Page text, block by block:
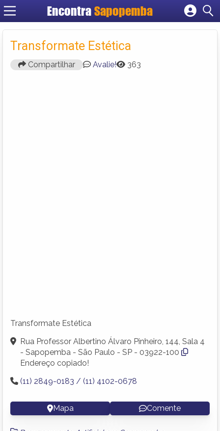
Encontra Sapopemba
Cadastrar empresa
Criar conta
Transformate Estética
Compartilhar Avalie! 363
Transformate Estética
Rua Professor Albertino Álvaro Pinheiro, 144, Sala 4
- Sapopemba - São Paulo - SP - 03922-100
Endereço copiado!
(11) 2849-0183 / (11) 4102-0678
Mapa Comente